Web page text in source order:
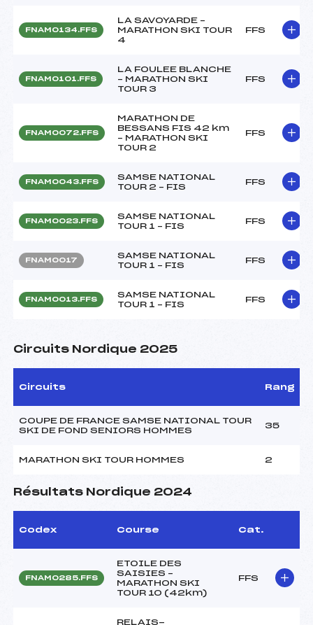
FNAM0134.FFS
LA SAVOYARDE –
MARATHON SKI TOUR
4
FFS
FNAM0101.FFS
LA FOULEE BLANCHE
– MARATHON SKI
TOUR 3
FFS
FNAM0072.FFS
MARATHON DE
BESSANS FIS 42 km
– MARATHON SKI
TOUR 2
FFS
FNAM0043.FFS
SAMSE NATIONAL
TOUR 2 – FIS
FFS
FNAM0023.FFS
SAMSE NATIONAL
TOUR 1 – FIS
FFS
FNAM0017
SAMSE NATIONAL
TOUR 1 – FIS
FFS
FNAM0013.FFS
SAMSE NATIONAL
TOUR 1 – FIS
FFS
Circuits Nordique 2025
Circuits Rang
COUPE DE FRANCE SAMSE NATIONAL TOUR
SKI DE FOND SENIORS HOMMES
35
MARATHON SKI TOUR HOMMES 2
Résultats Nordique 2024
Codex Course Cat.
FNAM0285.FFS
ETOILE DES
SAISIES –
MARATHON SKI
TOUR 10 (42km)
FFS
RELAIS-